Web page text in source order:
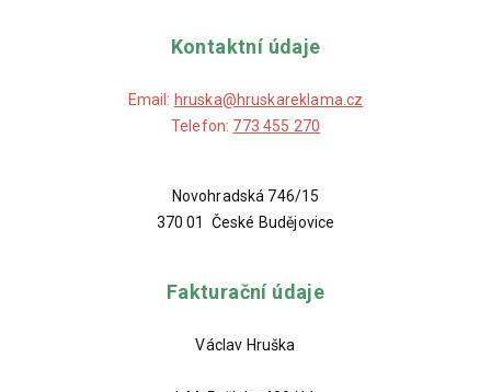
Kontaktní údaje
Email: hruska@hruskareklama.cz
Telefon: 773 455 270
Novohradská 746/15
370 01 České Budějovice
Fakturační údaje
Václav Hruška